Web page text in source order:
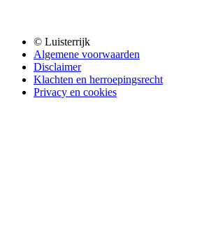
© Luisterrijk
Algemene voorwaarden
Disclaimer
Klachten en herroepingsrecht
Privacy en cookies